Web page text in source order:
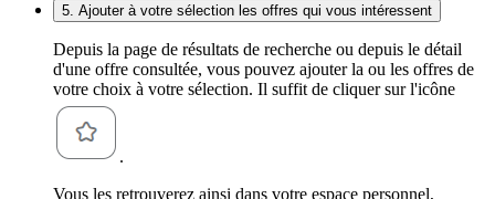
5. Ajouter à votre sélection les offres qui vous intéressent
Depuis la page de résultats de recherche ou depuis le détail
d'une offre consultée, vous pouvez ajouter la ou les offres de
votre choix à votre sélection. Il suffit de cliquer sur l'icône
.
Vous les retrouverez ainsi dans votre espace personnel,